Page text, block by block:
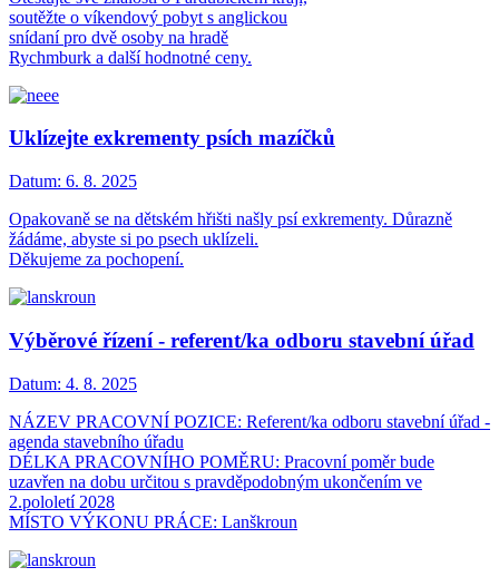
soutěžte o víkendový pobyt s anglickou
snídaní pro dvě osoby na hradě
Rychmburk a další hodnotné ceny.
Uklízejte exkrementy psích mazíčků
Datum: 6. 8. 2025
Opakovaně se na dětském hřišti našly psí exkrementy. Důrazně
žádáme, abyste si po psech uklízeli.
Děkujeme za pochopení.
Výběrové řízení - referent/ka odboru stavební úřad
Datum: 4. 8. 2025
NÁZEV PRACOVNÍ POZICE: Referent/ka odboru stavební úřad -
agenda stavebního úřadu
DÉLKA PRACOVNÍHO POMĚRU: Pracovní poměr bude
uzavřen na dobu určitou s pravděpodobným ukončením ve
2.pololetí 2028
MÍSTO VÝKONU PRÁCE: Lanškroun